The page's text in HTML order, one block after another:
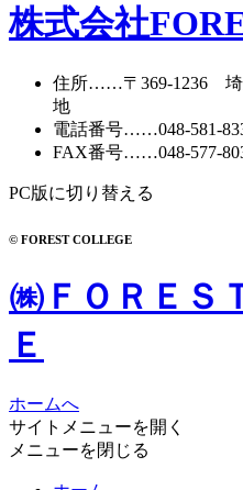
株式会社
住所……〒369-1236 埼
地
電話番号……048-581-
FAX番号……048-577-
PC版に切り替える
© FOREST COLLEGE
㈱ＦＯＲＥＳ
Ｅ
ホームへ
サイトメニューを開く
メニューを閉じる